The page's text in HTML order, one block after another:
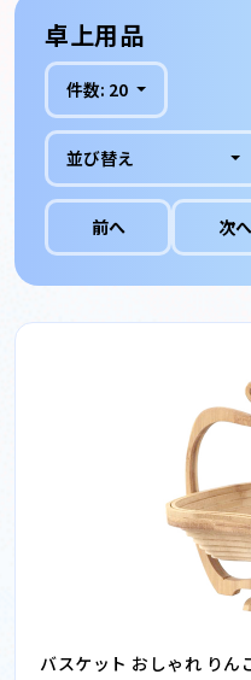
卓上用品
件数: 20
並び替え
前へ 次へ
バスケット おしゃれ りん